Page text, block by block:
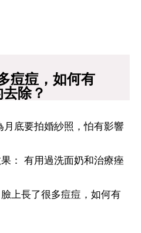
痘痘，如何有
除？
月底要拍婚紗照，怕有影響
： 有用過洗面奶和治療痤
上長了很多痘痘，如何有